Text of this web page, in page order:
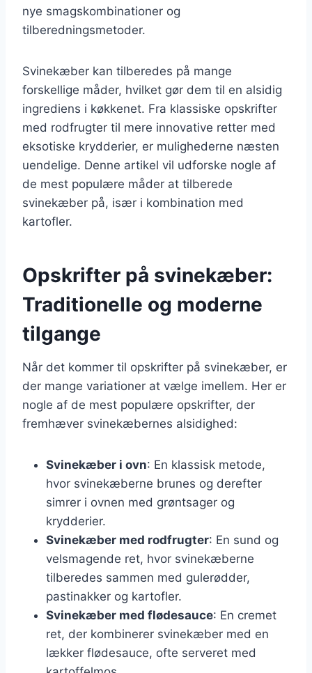
nye smagskombinationer og
tilberedningsmetoder.
Svinekæber kan tilberedes på mange
forskellige måder, hvilket gør dem til en alsidig
ingrediens i køkkenet. Fra klassiske opskrifter
med rodfrugter til mere innovative retter med
eksotiske krydderier, er mulighederne næsten
uendelige. Denne artikel vil udforske nogle af
de mest populære måder at tilberede
svinekæber på, især i kombination med
kartofler.
Opskrifter på svinekæber:
Traditionelle og moderne
tilgange
Når det kommer til opskrifter på svinekæber, er
der mange variationer at vælge imellem. Her er
nogle af de mest populære opskrifter, der
fremhæver svinekæbernes alsidighed:
Svinekæber i ovn: En klassisk metode,
hvor svinekæberne brunes og derefter
simrer i ovnen med grøntsager og
krydderier.
Svinekæber med rodfrugter: En sund og
velsmagende ret, hvor svinekæberne
tilberedes sammen med gulerødder,
pastinakker og kartofler.
Svinekæber med flødesauce: En cremet
ret, der kombinerer svinekæber med en
lækker flødesauce, ofte serveret med